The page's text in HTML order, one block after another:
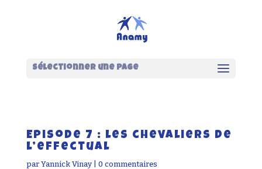
Sélectionner une page
Episode 7 : les chevaliers de
l’effectual
par Yannick Vinay| 0 commentaires